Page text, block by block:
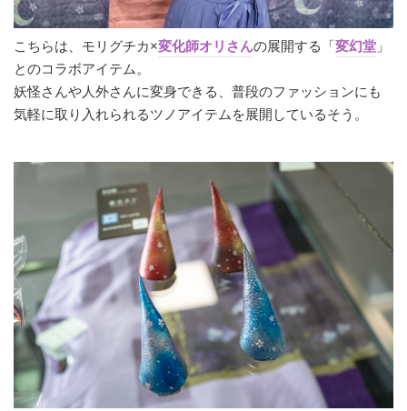
こちらは、モリグチカ×変化師オリさんの展開する「変幻堂 」
とのコラボアイテム。
妖怪さんや人外さんに変身できる、普段のファッションにも
気軽に取り入れられるツノアイテムを展開しているそう。